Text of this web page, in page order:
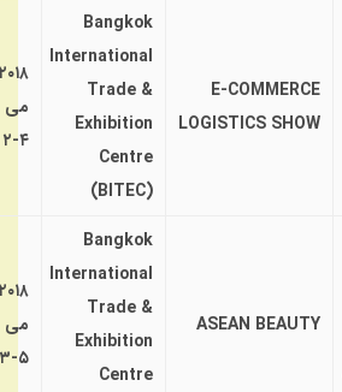
E-COMMERCE
LOGISTICS SHOW
Bangkok
International
Trade &
Exhibition
Centre
(BITEC)
۲۰۱۸
می
۴-۲
ASEAN BEAUTY
Bangkok
International
Trade &
Exhibition
Centre
۲۰۱۸
می
۵-۳